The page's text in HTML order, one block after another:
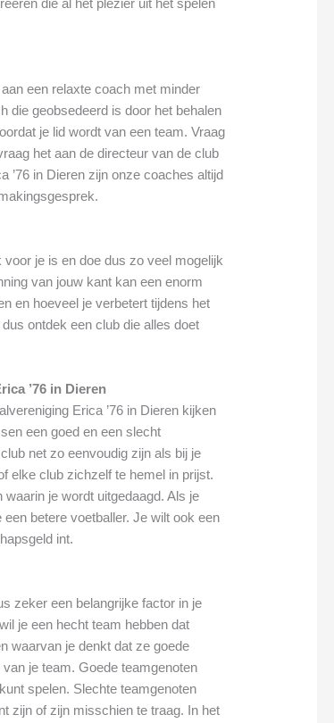
die al het plezier uit het spelen
een relaxte coach met minder
die geobsedeerd is door het behalen
je lid wordt van een team. Vraag
het aan de directeur van de club
’76 in Dieren zijn onze coaches altijd
je is en doe dus zo veel mogelijk
van jouw kant kan een enorm
en hoeveel je verbetert tijdens het
ontdek een club die alles doet
’76 in Dieren
Erica ’76 in Dieren kijken
een goed en een slecht
net zo eenvoudig zijn als bij je
elke club zichzelf te hemel in prijst.
je wordt uitgedaagd. Als je
betere voetballer. Je wilt ook een
int.
zeker een belangrijke factor in je
je een hecht team hebben dat
waarvan je denkt dat ze goede
je team. Goede teamgenoten
spelen. Slechte teamgenoten
zijn of zijn misschien te traag. In het